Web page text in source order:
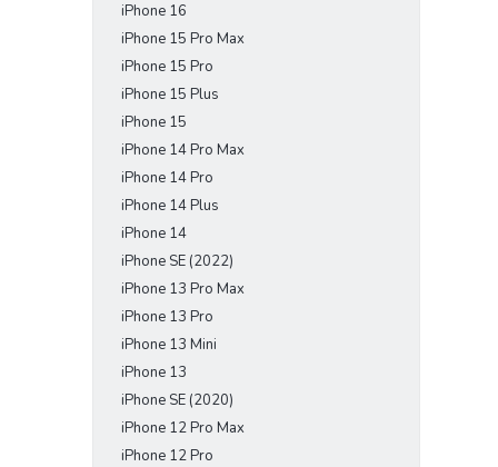
iPhone 16
iPhone 15 Pro Max
iPhone 15 Pro
iPhone 15 Plus
iPhone 15
iPhone 14 Pro Max
iPhone 14 Pro
iPhone 14 Plus
iPhone 14
iPhone SE (2022)
iPhone 13 Pro Max
iPhone 13 Pro
iPhone 13 Mini
iPhone 13
iPhone SE (2020)
iPhone 12 Pro Max
iPhone 12 Pro